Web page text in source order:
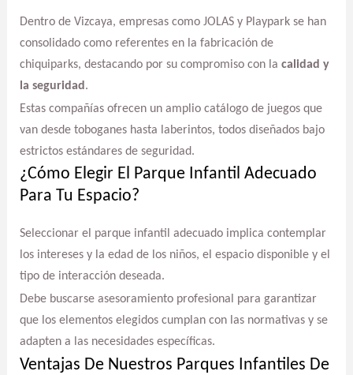
Dentro de Vizcaya, empresas como JOLAS y Playpark se han
consolidado como referentes en la fabricación de
chiquiparks, destacando por su compromiso con la calidad y
la seguridad .
Estas compañías ofrecen un amplio catálogo de juegos que
van desde toboganes hasta laberintos, todos diseñados bajo
estrictos estándares de seguridad.
¿Cómo Elegir El Parque Infantil Adecuado
Para Tu Espacio?
Seleccionar el parque infantil adecuado implica contemplar
los intereses y la edad de los niños, el espacio disponible y el
tipo de interacción deseada.
Debe buscarse asesoramiento profesional para garantizar
que los elementos elegidos cumplan con las normativas y se
adapten a las necesidades específicas.
Ventajas De Nuestros Parques Infantiles De